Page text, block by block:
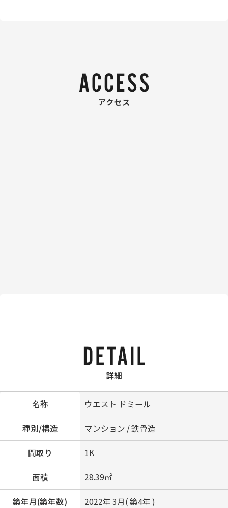
アクセス
詳細
名称 ウエスト ドミール
種別/構造 マンション / 鉄骨造
間取り 1K
面積 28.39㎡
築年月(築年数) 2022年 3月( 築4年 )